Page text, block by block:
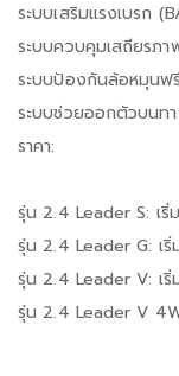
ระบบเสริมแรงเบรก
ระบบควบคุมเสถียรภ
ระบบป้องกันล้อหมุนฟ
ระบบช่วยออกตัวบนท
ราคา:
รุ่น 2.4 Leader S: เ
รุ่น 2.4 Leader G: เ
รุ่น 2.4 Leader V: เ
รุ่น 2.4 Leader V